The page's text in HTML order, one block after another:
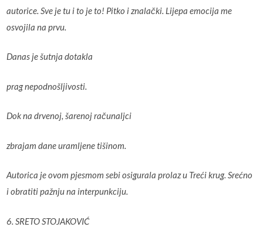
autorice. Sve je tu i to je to! Pitko i znalački. Lijepa emocija me
osvojila na prvu.
Danas je šutnja dotakla
prag nepodnošljivosti.
Dok na drvenoj, šarenoj računaljci
zbrajam dane uramljene tišinom.
Autorica je ovom pjesmom sebi osigurala prolaz u Treći krug. Srećno
i obratiti pažnju na interpunkciju.
6. SRETO STOJAKOVIĆ